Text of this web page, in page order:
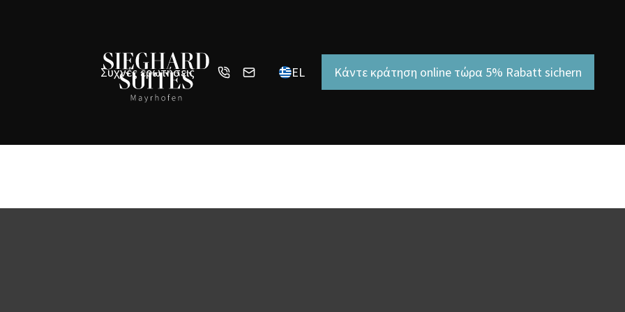
Συχνές ερωτήσεις EL Κάντε κράτηση online τώρα